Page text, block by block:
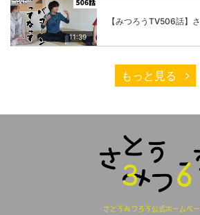
11:39
もっと見る
さとうみつろう公式ホームペ